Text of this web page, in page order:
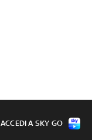
ACCEDI A SKY GO